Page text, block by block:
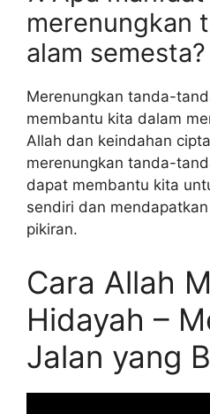
merenungkan
alam semesta?
Merenungkan tanda-
membantu kita dalam
Allah dan keindahan
merenungkan tanda-
dapat membantu kita
sendiri dan
pikiran.
Cara Allah
Hidayah –
Jalan yang